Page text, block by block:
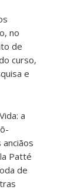
no
de
curso,
e
a
Patté
de